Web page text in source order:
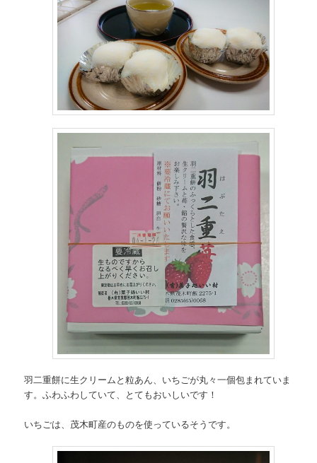
羽二重餅に生クリームと粒あん、いちごが丸々一個包まれていま
す。ふわふわしていて、とてもおいしいです！
いちごは、茂木町産のものを使っているそうです。